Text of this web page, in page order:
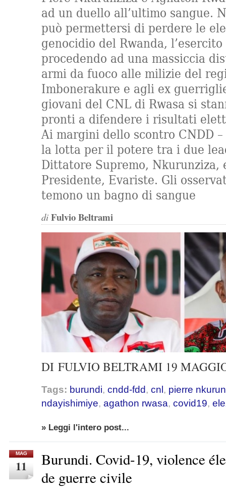
ad un duello all’ultimo sangue.
può permettersi di perdere le
genocidio del Rwanda,
procedendo ad una massiccia
armi da fuoco alle milizie del
Imbonerakure e agli ex
giovani del CNL di Rwasa si
pronti a difendere i risultati
Ai margini dello scontro CNDD
la lotta per il potere tra i due
Dittatore Supremo, Nkurunziza,
Presidente, Evariste. Gli
temono un bagno di sangue
di Fulvio Beltrami
DI FULVIO BELTRAMI 19
Tags: burundi, cndd-fdd, cnl , pierre
ndayishimiye, agathon rwasa, covid19,
» Leggi l'intero post...
MAG
11
Burundi. Covid-19, violence
de guerre civile